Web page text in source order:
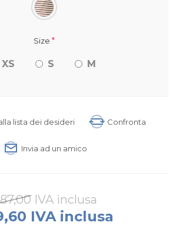
Size *
XS S M
lista dei desideri Confronta
Invia ad un amico
IVA inclusa
IVA inclusa